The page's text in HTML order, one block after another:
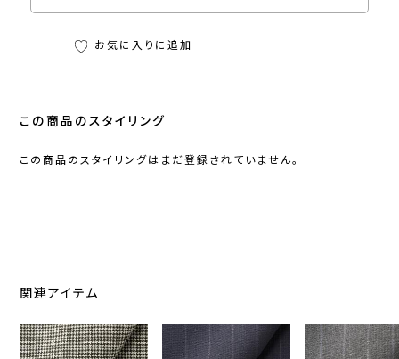
お気に入りに追加
この商品のスタイリング
この商品のスタイリングはまだ登録されていません。
関連アイテム